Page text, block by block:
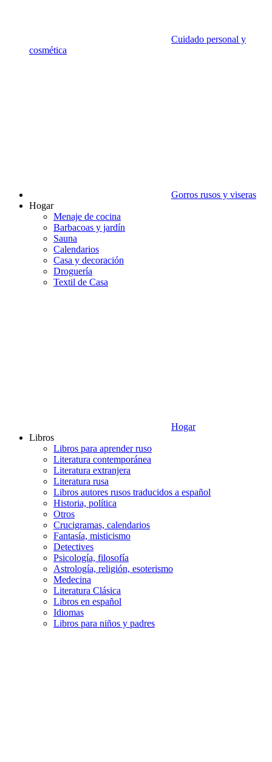
Cuidado personal y
cosmética
Gorros rusos y viseras
Hogar
Menaje de cocina
Barbacoas y jardín
Sauna
Calendarios
Casa y decoración
Droguería
Textil de Casa
Hogar
Libros
Libros para aprender ruso
Literatura contemporánea
Literatura extranjera
Literatura rusa
Libros autores rusos traducidos a español
Historia, política
Otros
Crucigramas, calendarios
Fantasía, misticismo
Detectives
Psicología, filosofía
Astrología, religión, esoterismo
Medecina
Literatura Clásica
Libros en español
Idiomas
Libros para niños y padres